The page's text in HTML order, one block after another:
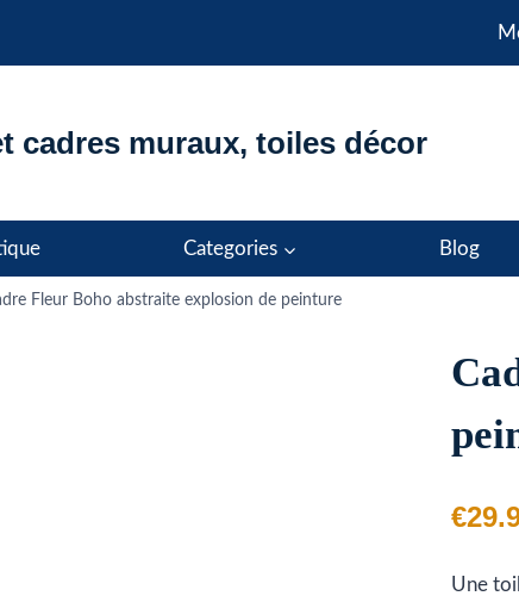
cadres muraux, toiles décor
Categories Blog
Fleur Boho abstraite explosion de peinture
€
Une